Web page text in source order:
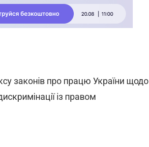
законів про працю України щодо
із правом